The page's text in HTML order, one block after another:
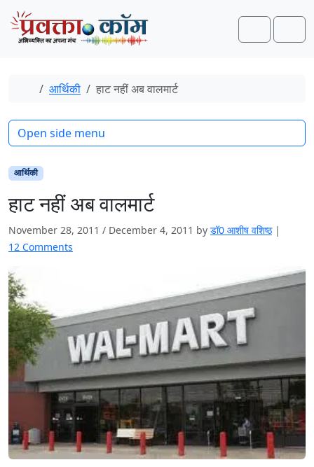
Skip to content
Skip to footer
Search
Home
आर्थिकी हाट नहीं अब वालमार्ट
आर्थिकी
हाट नहीं अब वालमार्ट
November 28, 2011 / December 4, 2011 by डॉ0 आशीष वशिष्ठ |
12 Comments
हीं
अ
ब
वा
ल
मा
र्ट
Open side menu